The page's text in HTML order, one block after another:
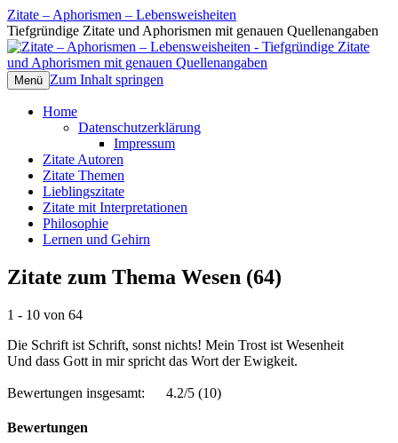
Zitate – Aphorismen – Lebensweisheiten
Tiefgründige Zitate und Aphorismen mit genauen Quellenangaben
Menü Zum Inhalt springen
Home
Datenschutzerklärung
Impressum
Zitate Autoren
Zitate Themen
Lieblingszitate
Zitate mit Interpretationen
Philosophie
Lernen und Gehirn
Zitate zum Thema Wesen (64)
1 - 10 von 64
Die Schrift ist Schrift, sonst nichts! Mein Trost ist Wesenheit
Und dass Gott in mir spricht das Wort der Ewigkeit.
Bewertungen insgesamt: 4.2/5 (10)
Bewertungen